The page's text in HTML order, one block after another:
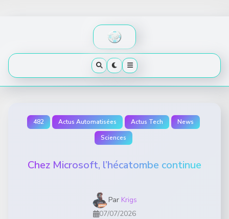
482 Actus Automatisées Actus Tech
News
Sciences
Chez Microsoft, l’hécatombe continue
Par Krigs
07/07/2026